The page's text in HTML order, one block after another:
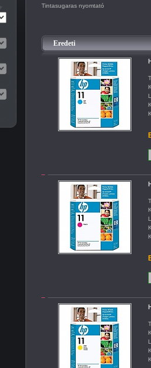
Tintasugaras nyomtató
Eredeti